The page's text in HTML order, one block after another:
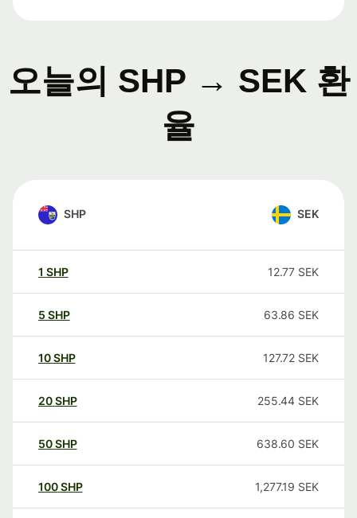
오늘의 SHP → SEK 환
율
SHP SEK
1 SHP 12.77 SEK
5 SHP 63.86 SEK
10SHP 127.72 SEK
20SHP 255.44 SEK
50SHP 638.60 SEK
100SHP 1,277.19 SEK